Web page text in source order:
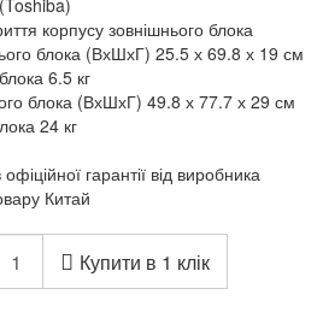
корпусу зовнішнього блока
блока (ВхШхГ) 25.5 х 69.8 х 19 см
6.5 кг
блока (ВхШхГ) 49.8 х 77.7 х 29 см
24 кг
гарантії від виробника
Китай
Купити в 1 клік